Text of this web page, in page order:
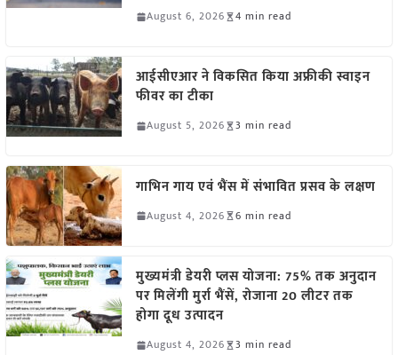
August 6, 2026 4 min read
आईसीएआर ने विकसित किया अफ्रीकी स्वाइन
फीवर का टीका
August 5, 2026 3 min read
गाभिन गाय एवं भैंस में संभावित प्रसव के लक्षण
August 4, 2026 6 min read
मुख्यमंत्री डेयरी प्लस योजना: 75% तक अनुदान
पर मिलेंगी मुर्रा भैंसें, रोजाना 20 लीटर तक
होगा दूध उत्पादन
August 4, 2026 3 min read